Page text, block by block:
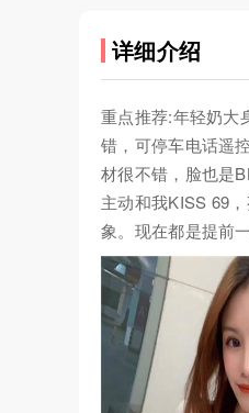
详细介绍
重点推荐:年轻奶大
错，可停车电话遥
材很不错，脸也是
主动和我KISS 69
象。现在都是提前